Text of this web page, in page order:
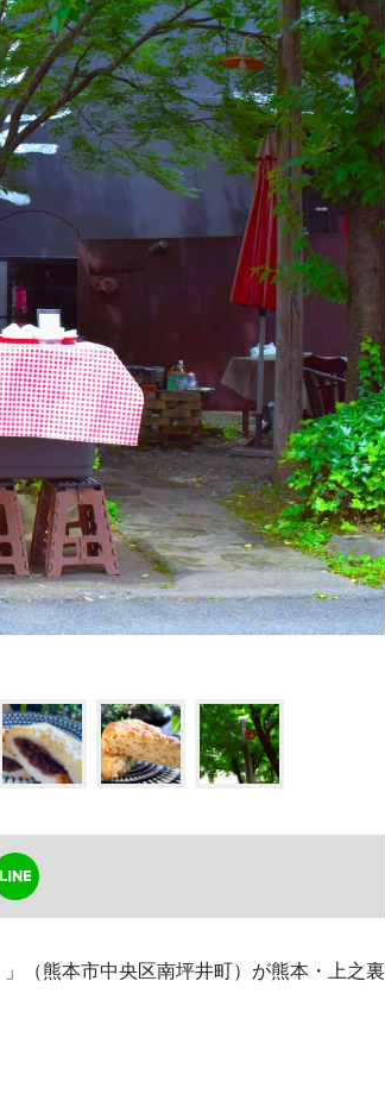
（熊本市中央区南坪井町）が熊本・上之裏